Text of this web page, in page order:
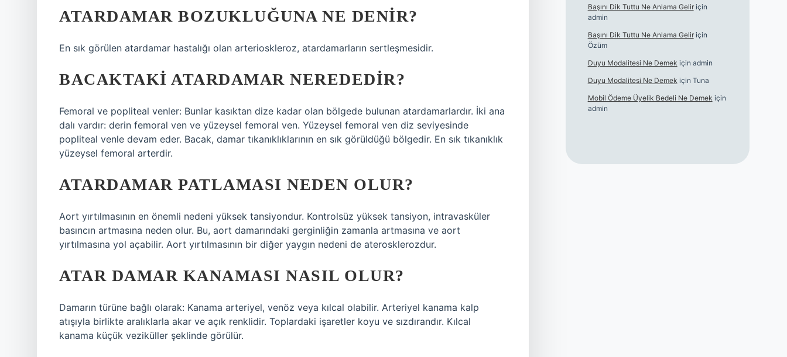
ATARDAMAR BOZUKLUĞUNA NE DENIR?
En sık görülen atardamar hastalığı olan arterioskleroz, atardamarların sertleşmesidir.
BACAKTAKI ATARDAMAR NEREDEDIR?
Femoral ve popliteal venler: Bunlar kasıktan dize kadar olan bölgede bulunan atardamarlardır. İki ana
dalı vardır: derin femoral ven ve yüzeysel femoral ven. Yüzeysel femoral ven diz seviyesinde
popliteal venle devam eder. Bacak, damar tıkanıklıklarının en sık görüldüğü bölgedir. En sık tıkanıklık
yüzeysel femoral arterdir.
ATARDAMAR PATLAMASI NEDEN OLUR?
Aort yırtılmasının en önemli nedeni yüksek tansiyondur. Kontrolsüz yüksek tansiyon, intravasküler
basıncın artmasına neden olur. Bu, aort damarındaki gerginliğin zamanla artmasına ve aort
yırtılmasına yol açabilir. Aort yırtılmasının bir diğer yaygın nedeni de aterosklerozdur.
ATAR DAMAR KANAMASI NASIL OLUR?
Damarın türüne bağlı olarak: Kanama arteriyel, venöz veya kılcal olabilir. Arteriyel kanama kalp
atışıyla birlikte aralıklarla akar ve açık renklidir. Toplardaki işaretler koyu ve sızdırandır. Kılcal
kanama küçük veziküller şeklinde görülür.
Başını Dik Tuttu Ne Anlama Geliriçin
admin
Başını Dik Tuttu Ne Anlama Geliriçin
Özüm
Duyu Modalitesi Ne Demek için admin
Duyu Modalitesi Ne Demek için Tuna
Mobil Ödeme Üyelik Bedeli Ne Demek için
admin